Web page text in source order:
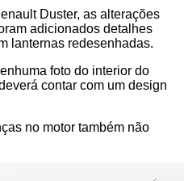
Duster, as alterações
adicionados detalhes
lanternas redesenhadas.
foto do interior do
contar com um design
no motor também não